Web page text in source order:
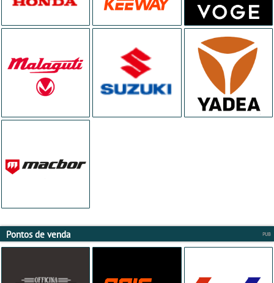
Pontos de venda